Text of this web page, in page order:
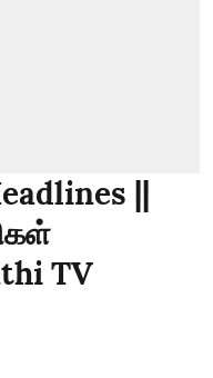
||
TV